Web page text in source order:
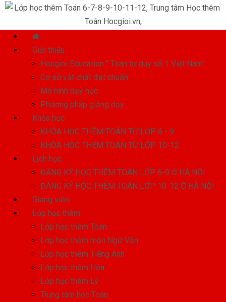
Giới thiệu
Hocgioi Education " Toán tư duy số 1 Việt Nam"
Cơ sở vật chất đạt chuẩn
Mô hình dạy học
Phương pháp giảng dạy
Khóa học
KHÓA HỌC THÊM TOÁN TỪ LỚP 6 - 9
KHÓA HỌC THÊM TOÁN TỪ LỚP 10-12
Lịch học
ĐĂNG KÝ HỌC THÊM TOÁN LỚP 6-9 Ở HÀ NỘI
ĐĂNG KÝ HỌC THÊM TOÁN LỚP 10-12 Ở HÀ NỘI
Giảng viên
Lớp học thêm
Lớp học thêm Toán
Lớp học thêm môn Ngữ Văn
Lớp học thêm Tiếng Anh
Lớp học thêm Hóa
Lớp học thêm Lý
Trung tâm học Toán